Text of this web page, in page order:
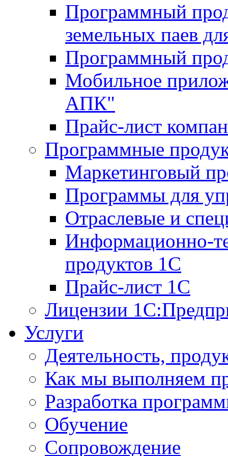
Программный
земельных паев
Программный
Мобильное
АПК"
Прайс-лист
Программные
Маркетинговый
Программы для
Отраслевые и
Информационно-
продуктов 1С
Прайс-лист 1С
Лицензии
Услуги
Деятельность,
Как мы выполняем
Разработка
Обучение
Сопровождение